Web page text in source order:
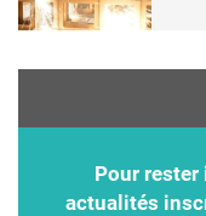
Pour rester
actualités